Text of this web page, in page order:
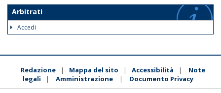
Arbitrati
Accedi
Redazione | Mappa del sito | Accessibilità |
Note
legali
| Amministrazione | Documento Privacy